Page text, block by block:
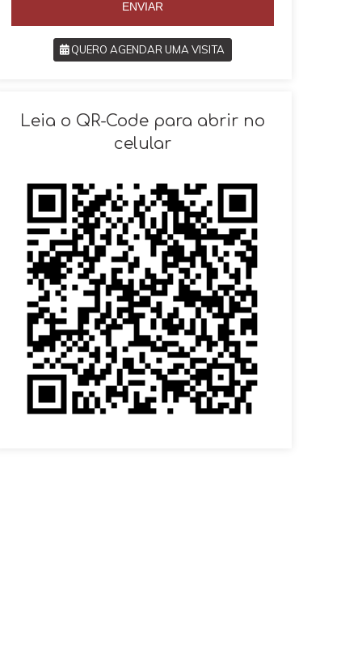
ENVIAR
QUERO AGENDAR UMA VISITA
VOLTAR
Leia o QR-Code para abrir no
celular